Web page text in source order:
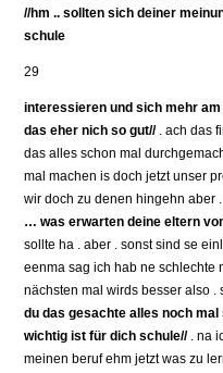
//hm .. sollten sich deiner
schule
29
interessieren und sich mehr
das eher nich so gut//. ach das
das alles schon mal
mal machen is doch jetzt unser
wir doch zu denen hingehn aber
… was erwarten deine eltern
sollte ha . aber . sonst sind se
eenma sag ich hab ne schlechte
nächsten mal wirds besser also
du das gesachte alles noch
wichtig ist für dich schule//. na
meinen beruf ehm jetzt was zu